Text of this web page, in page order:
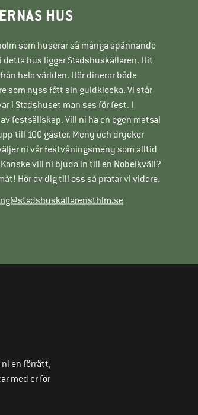
HUS
som huserar så många spännande
hus ligger Stadshuskällaren. Hit
hela världen. Här dinerar både
som nyss fått sin guldklocka. Vi står
i Stadshuset man ses för fest. I
festsällskap. Vill ni ha en egen matsal
till 100 gäster. Meny och drycker
ni vår festvåningsmeny som alltid
vill ni bjuda in till en Nobelkväll?
Hör av dig till oss så pratar vi vidare.
ni en förrätt,
med er för